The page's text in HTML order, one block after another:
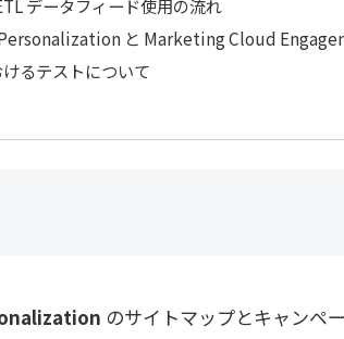
データフィード使用の流れ
と Marketing Cloud
るテストについて
のサイトマップとキャンペ